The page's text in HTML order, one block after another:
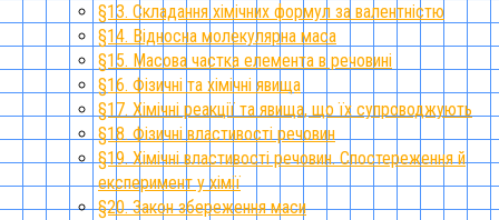
§13. Складання хімічних формул за валентністю
§14. Відносна молекулярна маса
§15. Масова частка елемента в речовині
§16. Фізичні та хімічні явища
§17. Хімічні реакції та явища, що їх супроводжують
§18. Фізичні властивості речовин
§19. Хімічні властивості речовин. Спостереження й
експеримент у хімії
§20. Закон збереження маси